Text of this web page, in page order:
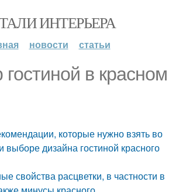
ИНТЕРЬЕРА
новости статьи
в красном
которые нужно взять во
выборе дизайна гостиной красного
свойства расцветки, в частности в